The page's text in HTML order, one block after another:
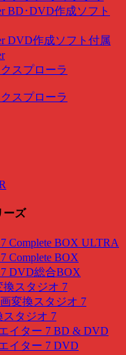
BD･DVD作成ソフト
DVD作成ソフト付属
スプローラ
スプローラ
ーズ
Complete BOX ULTRA
Complete BOX
DVD総合BOX
スタジオ 7
変換スタジオ 7
タジオ 7
イター 7 BD & DVD
イター 7 DVD